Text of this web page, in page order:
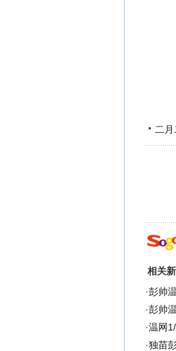
二
相关
·彭帅
·彭帅
·温网
·独苗